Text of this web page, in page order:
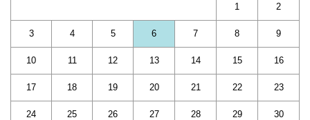
1 2
3 4 5 6 7 8 9
10 11 12 13 14 15 16
17 18 19 20 21 22 23
24 25 26 27 28 29 30